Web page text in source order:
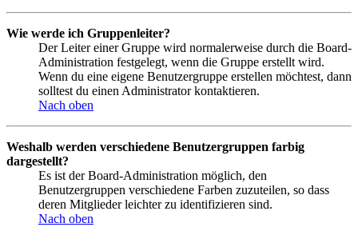
Wie werde ich Gruppenleiter?
Der Leiter einer Gruppe wird normalerweise durch die Board-
Administration festgelegt, wenn die Gruppe erstellt wird.
Wenn du eine eigene Benutzergruppe erstellen möchtest, dann
solltest du einen Administrator kontaktieren.
Nach oben
Weshalb werden verschiedene Benutzergruppen farbig
dargestellt?
Es ist der Board-Administration möglich, den
Benutzergruppen verschiedene Farben zuzuteilen, so dass
deren Mitglieder leichter zu identifizieren sind.
Nach oben